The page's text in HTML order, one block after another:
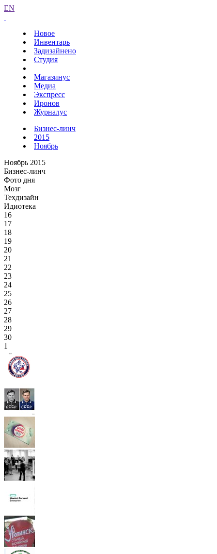
EN
Новое
Инвентарь
Задизайнено
Студия
Магазинус
Медиа
Экспресс
Иронов
Журналус
Бизнес-линч
2015
Ноябрь
Ноябрь 2015
Бизнес-линч
Фото дня
Мозг
Техдизайн
Идиотека
16
17
18
19
20
21
22
23
24
25
26
27
28
29
30
1